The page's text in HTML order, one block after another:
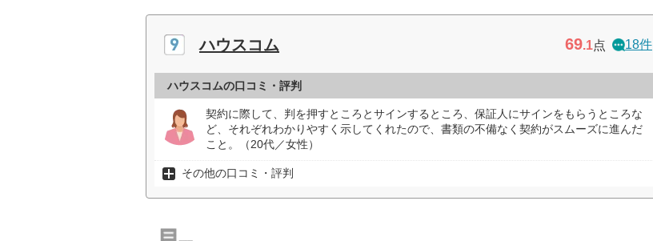
ハウスコム 69.1点 18件
ハウスコムの口コミ・評判
契約に際して、判を押すところとサインするところ、保証人にサインをもらうところな
ど、それぞれわかりやすく示してくれたので、書類の不備なく契約がスムーズに進んだ
こと。（20代／女性）
その他の口コミ・評判